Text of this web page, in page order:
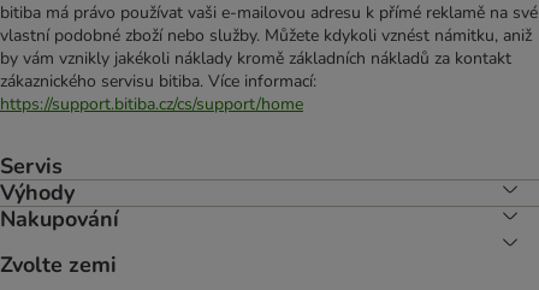
bitiba má právo používat vaši e-mailovou adresu k přímé reklamě na své
vlastní podobné zboží nebo služby. Můžete kdykoli vznést námitku, aniž
by vám vznikly jakékoli náklady kromě základních nákladů za kontakt
zákaznického servisu bitiba. Více informací:
https://support.bitiba.cz/cs/support/home
Servis
Výhody
Nakupování
Zvolte zemi